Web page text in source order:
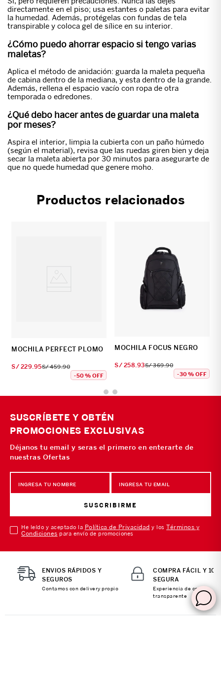
directamente en el piso; usa estantes o paletas para evitar
la humedad. Además, protégelas con fundas de tela
transpirable y coloca gel de sílice en su interior.
¿Cómo puedo ahorrar espacio si tengo varias
maletas?
Aplica el método de anidación: guarda la maleta pequeña
de cabina dentro de la mediana, y esta dentro de la grande.
Además, rellena el espacio vacío con ropa de otra
temporada o edredones.
¿Qué debo hacer antes de guardar una maleta
por meses?
Aspira el interior, limpia la cubierta con un paño húmedo
(según el material), revisa que las ruedas giren bien y deja
secar la maleta abierta por 30 minutos para asegurarte de
que no quede humedad que genere moho.
Productos relacionados
MOCHILA PERFECT PLOMO
S/ 229.95S/459.90
-50 % OFF
MOCHILA FOCUS NEGRO
S/ 258.93S/369.90
-30 % OFF
SUSCRÍBETE Y OBTÉN
PROMOCIONES EXCLUSIVAS
Déjanos tu email y seras el primero en enterarte de
nuestras Ofertas
SUSCRIBIRME
He leído y aceptado la Política de Privacidad y losTérminos y
Condiciones para envío de promociones
ENVIOS RÁPIDOS Y
SEGUROS
Contamos con delivery propio
COMPRA FÁCIL Y
SEGURA
Experiencia de compra
transparente